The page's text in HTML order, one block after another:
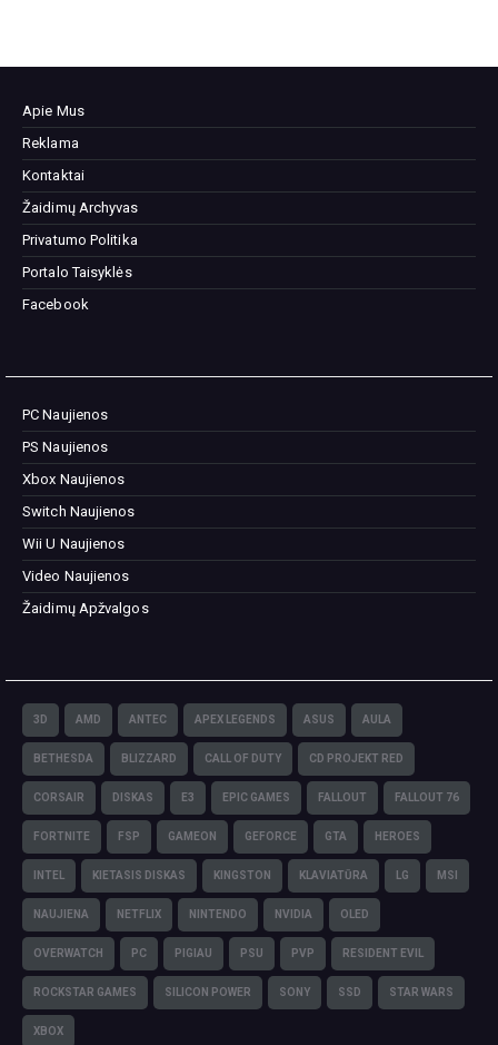
Apie Mus
Reklama
Kontaktai
Žaidimų Archyvas
Privatumo Politika
Portalo Taisyklės
Facebook
PC Naujienos
PS Naujienos
Xbox Naujienos
Switch Naujienos
Wii U Naujienos
Video Naujienos
Žaidimų Apžvalgos
3D AMD ANTEC APEX LEGENDS ASUS AULA
BETHESDA BLIZZARD CALL OF DUTY CD PROJEKT RED
CORSAIR DISKAS E3 EPIC GAMES FALLOUT FALLOUT 76
FORTNITE FSP GAMEON GEFORCE GTA HEROES
INTEL KIETASIS DISKAS KINGSTON KLAVIATŪRA LG MSI
NAUJIENA NETFLIX NINTENDO NVIDIA OLED
OVERWATCH PC PIGIAU PSU PVP RESIDENT EVIL
ROCKSTAR GAMES SILICON POWER SONY SSD STAR WARS
XBOX